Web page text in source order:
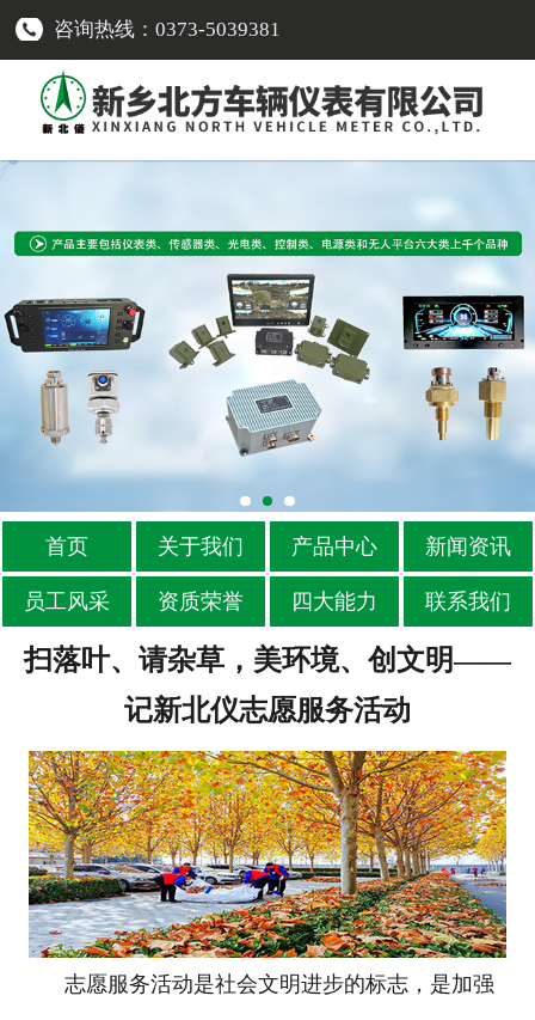
咨询热线：0373-5039381
首页 关于我们 产品中心 新闻资讯
员工风采 资质荣誉 四大能力 联系我们
扫落叶、请杂草，美环境、创文明——
记新北仪志愿服务活动
志愿服务活动是社会文明进步的标志，是加强